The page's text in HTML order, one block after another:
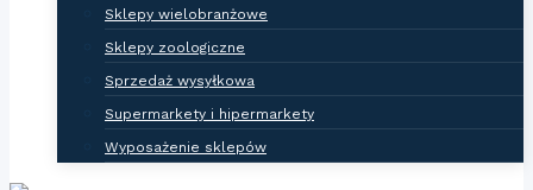
Sklepy wielobranżowe
Sklepy zoologiczne
Sprzedaż wysyłkowa
Supermarkety i hipermarkety
Wyposażenie sklepów